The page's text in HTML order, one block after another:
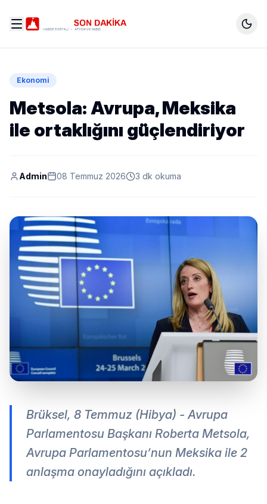
Ekonomi
Metsola: Avrupa, Meksika
ile ortaklığını güçlendiriyor
Admin 08 Temmuz 2026 3 dk okuma
Brüksel, 8 Temmuz (Hibya) - Avrupa
Parlamentosu Başkanı Roberta Metsola,
Avrupa Parlamentosu’nun Meksika ile 2
anlaşma onayladığını açıkladı.